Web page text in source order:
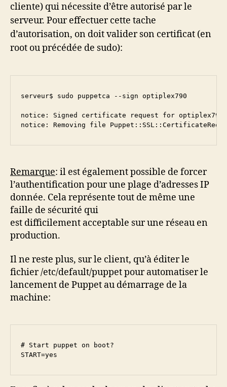
cliente) qui nécessite d’être autorisé par le
serveur. Pour effectuer cette tache
d’autorisation, on doit valider son certificat (en
root ou précédée de sudo):
serveur$ sudo puppetca --sign optiplex790
notice: Signed certificate request for optiplex790
notice: Removing file
Remarque: il est également possible de forcer
l’authentification pour une plage d’adresses IP
donnée. Cela représente tout de même une
faille de sécurité qui
est difficilement acceptable sur une réseau en
production.
Il ne reste plus, sur le client, qu’à éditer le
fichier /etc/default/puppet pour automatiser le
lancement de Puppet au démarrage de la
machine:
# Start puppet on boot?
START=yes